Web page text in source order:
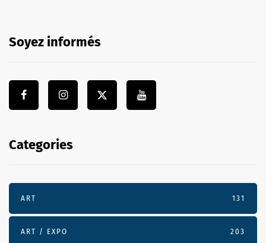
Soyez informés
Categories
ART 131
ART / EXPO 203